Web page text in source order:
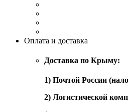
Оплата и доставка
Доставка по Крыму:
1) Почтой России
2) Логистической